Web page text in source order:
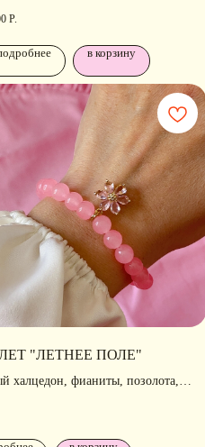
Р.
в корзину
"ЛЕТНЕЕ ПОЛЕ"
халцедон, фианиты, позолота,
НА